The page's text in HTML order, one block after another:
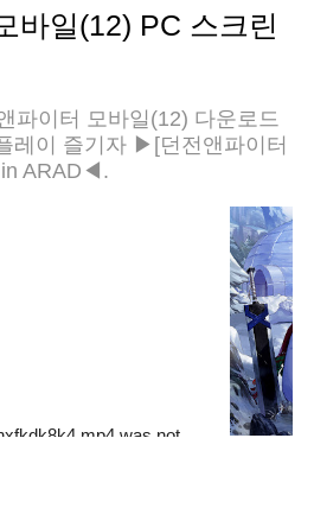
하시고 던전앤파이터 모바일
리 걱정, 발열 걱정 필요없이
; 미뮤 멀티로 무장하여 모
바일(12) PC 스크린
파이터 모바일(12) 다운로드
레이 즐기자 ▶[던전앤파이터
in ARAD◀.